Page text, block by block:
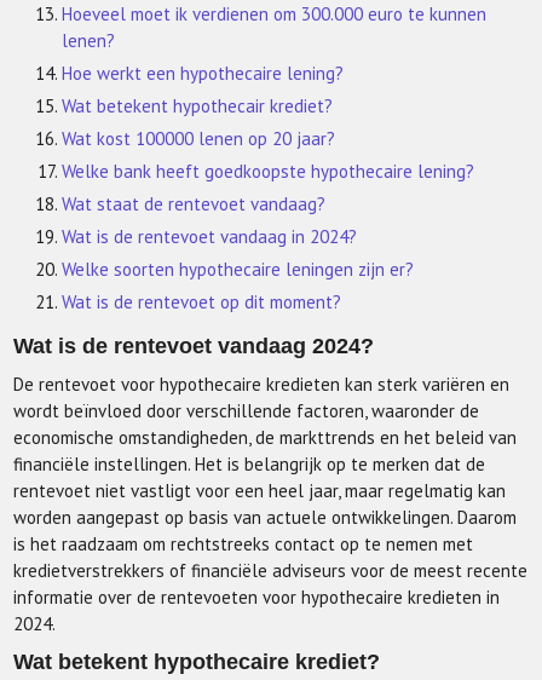
Hoeveel moet ik verdienen om 300.000 euro te kunnen
lenen?
Hoe werkt een hypothecaire lening?
Wat betekent hypothecair krediet?
Wat kost 100000 lenen op 20 jaar?
Welke bank heeft goedkoopste hypothecaire lening?
Wat staat de rentevoet vandaag?
Wat is de rentevoet vandaag in 2024?
Welke soorten hypothecaire leningen zijn er?
Wat is de rentevoet op dit moment?
Wat is de rentevoet vandaag 2024?
De rentevoet voor hypothecaire kredieten kan sterk variëren en
wordt beïnvloed door verschillende factoren, waaronder de
economische omstandigheden, de markttrends en het beleid van
financiële instellingen. Het is belangrijk op te merken dat de
rentevoet niet vastligt voor een heel jaar, maar regelmatig kan
worden aangepast op basis van actuele ontwikkelingen. Daarom
is het raadzaam om rechtstreeks contact op te nemen met
kredietverstrekkers of financiële adviseurs voor de meest recente
informatie over de rentevoeten voor hypothecaire kredieten in
2024.
Wat betekent hypothecaire krediet?